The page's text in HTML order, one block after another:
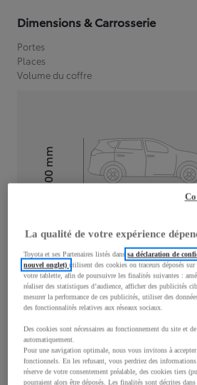
Dimensions & Carrosserie
Portes
Places
Volume du coffre
Hauteur
1 500
mm
1 745
La qualité de votre expérience
Toyota et ses Partenaires listés danssa déclaration de
nouvel onglet)utilisent des cookies ou traceurs déposés
votre tablette, afin de poursuivre les finalités suivantes :
réaliser des statistiques d’audience, afficher des publicités
mesurer la performance de ces publicités, utiliser des
des fonctionnalités relatives aux réseaux sociaux.
Des cookies sont nécessaires au fonctionnement du site et
automatiquement.
Pour une navigation optimale, nous vous invitons à
fonctionnels. En les refusant, vous perdriez des
réserve de votre consentement préalable, des cookies tiers
pourraient alors être déposés. Les finalités sont décrites